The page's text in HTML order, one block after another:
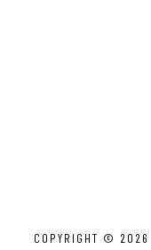
COPYRIGHT © 2026